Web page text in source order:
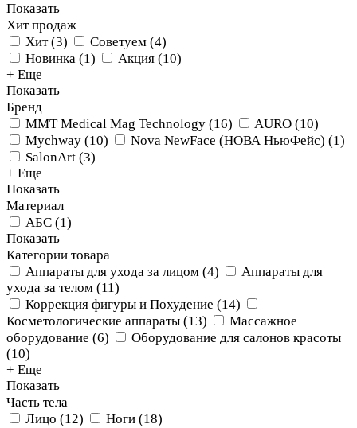
Показать
Хит продаж
Хит(3) Советуем (4)
Новинка (1) Акция (10)
+ Еще
Показать
Бренд
MMT Medical Mag Technology (16) AURO (10)
Mychway (10) Nova NewFace (НОВА НьюФейс) (1)
SalonArt (3)
+ Еще
Показать
Материал
АБС (1)
Показать
Категории товара
Аппараты для ухода за лицом (4)
Аппараты для
ухода за телом (11)
Коррекция фигуры и Похудение (14)
Косметологические аппараты (13)
Массажное
оборудование (6)
Оборудование для салонов красоты
(10)
+ Еще
Показать
Часть тела
Лицо (12) Ноги (18)